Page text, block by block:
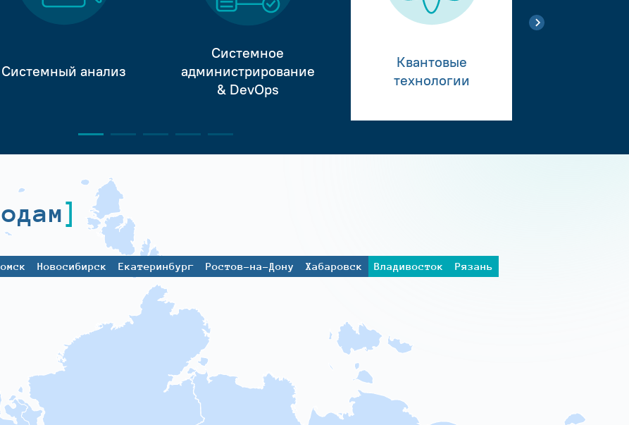
Системный анализ
Системное
администрирование
& DevOps
Квантовые
технологии
Новосибирск Екатеринбург Ростов-на-Дону Хабаровск Владивосток
Рязань